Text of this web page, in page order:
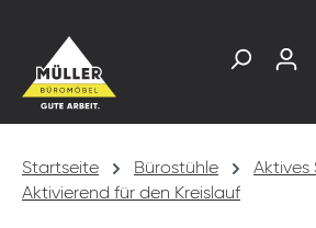
Startseite Bürostühle
Aktives
Aktivierend für den Kreislauf